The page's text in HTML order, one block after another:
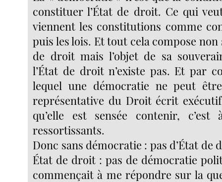
constituer l’État de droit. Ce qui
viennent les constitutions comme
puis les lois. Et tout cela compose non
de droit mais l’objet de sa
l’État de droit n’existe pas. Et par
lequel une démocratie ne peut
représentative du Droit écrit
qu’elle est sensée contenir,
ressortissants.
Donc sans démocratie : pas d’État de
État de droit : pas de démocratie
commençait à me répondre sur la